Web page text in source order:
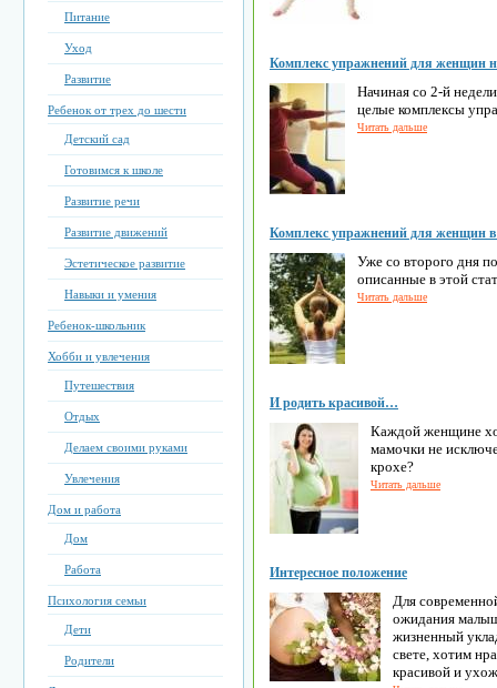
Питание
Уход
Развитие
Ребенок от трех до шести
Детский сад
Готовимся к школе
Развитие речи
Развитие движений
Эстетическое развитие
Навыки и умения
Ребенок-школьник
Хобби и увлечения
Путешествия
Отдых
Делаем своими руками
Увлечения
Дом и работа
Дом
Работа
Психология семьи
Дети
Родители
Комплекс упражнений для женщин
Начиная со 2-й
целые комплексы
Читать дальше
Комплекс упражнений для женщин в
Уже со второго дня
описанные в этой
Читать дальше
И родить красивой…
Каждой женщине
мамочки не
крохе?
Читать дальше
Интересное положение
Для
ожидания
жизненный
свете, хотим
красивой и